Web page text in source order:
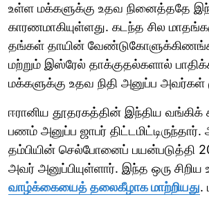
உள்ள மக்களுக்கு உதவ நினைத்ததே
காரணமாகியுள்ளது. கடந்த சில
தங்கள் தாயின்
மற்றும் இஸ்ரேல் தாக்குதல்களால்
மக்களுக்கு உதவ நிதி அனுப்ப அவர்கள்
ஈரானிய தூதரகத்தின் இந்திய வங்கிக்
பணம் அனுப்ப ஜாபர்
தம்பியின் செல்போனைப் பயன்படுத்தி
அவர் அனுப்பியுள்ளார். இந்த ஒரு சிறிய
வாழ்க்கையைத் தலைகீழாக மாற்றியது.